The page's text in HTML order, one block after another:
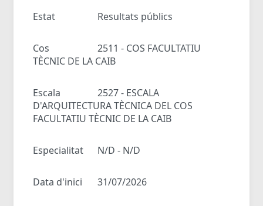
Estat Resultats públics
Cos
2511 - COS FACULTATIU
TÈCNIC DE LA CAIB
Escala
2527 - ESCALA
D'ARQUITECTURA TÈCNICA DEL COS
FACULTATIU TÈCNIC DE LA CAIB
Especialitat N/D - N/D
Data d'inici 31/07/2026